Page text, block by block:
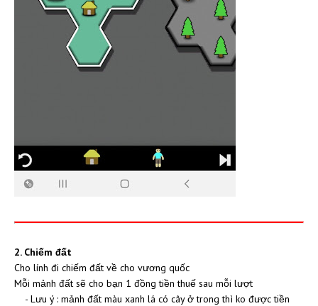
2. Chiếm đất
Cho lính đi chiếm đất về cho vương quốc
Mỗi mảnh đất sẽ cho bạn 1 đồng tiền thuế sau mỗi lượt
- Lưu ý : mảnh đất màu xanh lá có cây ở trong thì ko được tiền